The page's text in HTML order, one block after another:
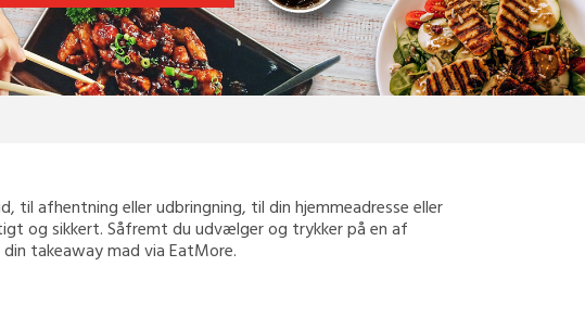
afhentning eller udbringning, til din hjemmeadresse eller
og sikkert. Såfremt du udvælger og trykker på en af
takeaway mad via EatMore.